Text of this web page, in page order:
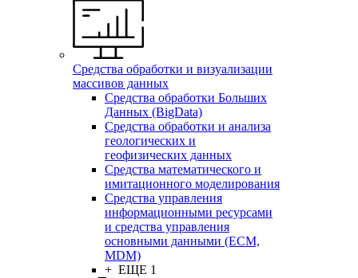
Средства обработки и визуализации
массивов данных
Средства обработки Больших
Данных (BigData)
Средства обработки и анализа
геологических и
геофизических данных
Средства математического и
имитационного моделирования
Средства управления
информационными ресурсами
и средства управления
основными данными (ECM,
MDM)
+ ЕЩЕ 1